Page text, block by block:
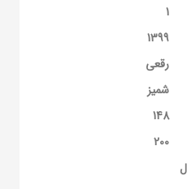
1
1399
رقعی
شمیز
148
200